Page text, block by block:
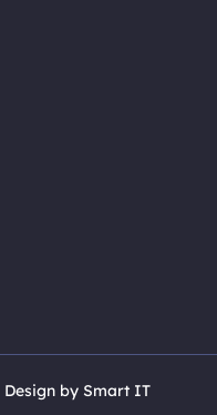
by Smart IT